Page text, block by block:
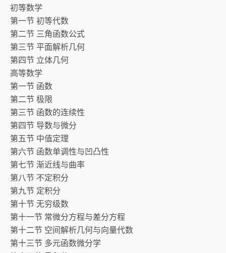
初等数学
第一节 初等代数
第二节 三角函数公式
第三节 平面解析几何
第四节 立体几何
高等数学
第一节 函数
第二节 极限
第三节 函数的连续性
第四节 导数与微分
第五节 中值定理
第六节 函数单调性与凹凸性
第七节 渐近线与曲率
第八节 不定积分
第九节 定积分
第十节 无穷级数
第十一节 常微分方程与差分方程
第十二节 空间解析几何与向量代数
第十三节 多元函数微分学